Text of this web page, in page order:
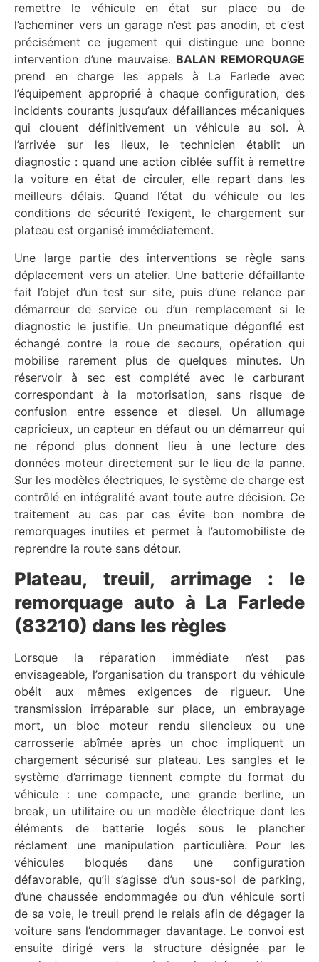
remettre le véhicule en état sur place ou de
l’acheminer vers un garage n’est pas anodin, et c’est
précisément ce jugement qui distingue une bonne
intervention d’une mauvaise. BALAN REMORQUAGE
prend en charge les appels à La Farlede avec
l’équipement approprié à chaque configuration, des
incidents courants jusqu’aux défaillances mécaniques
qui clouent définitivement un véhicule au sol. À
l’arrivée sur les lieux, le technicien établit un
diagnostic : quand une action ciblée suffit à remettre
la voiture en état de circuler, elle repart dans les
meilleurs délais. Quand l’état du véhicule ou les
conditions de sécurité l’exigent, le chargement sur
plateau est organisé immédiatement.
Une large partie des interventions se règle sans
déplacement vers un atelier. Une batterie défaillante
fait l’objet d’un test sur site, puis d’une relance par
démarreur de service ou d’un remplacement si le
diagnostic le justifie. Un pneumatique dégonflé est
échangé contre la roue de secours, opération qui
mobilise rarement plus de quelques minutes. Un
réservoir à sec est complété avec le carburant
correspondant à la motorisation, sans risque de
confusion entre essence et diesel. Un allumage
capricieux, un capteur en défaut ou un démarreur qui
ne répond plus donnent lieu à une lecture des
données moteur directement sur le lieu de la panne.
Sur les modèles électriques, le système de charge est
contrôlé en intégralité avant toute autre décision. Ce
traitement au cas par cas évite bon nombre de
remorquages inutiles et permet à l’automobiliste de
reprendre la route sans détour.
Plateau, treuil, arrimage : le
remorquage auto à La Farlede
(83210) dans les règles
Lorsque la réparation immédiate n’est pas
envisageable, l’organisation du transport du véhicule
obéit aux mêmes exigences de rigueur. Une
transmission irréparable sur place, un embrayage
mort, un bloc moteur rendu silencieux ou une
carrosserie abîmée après un choc impliquent un
chargement sécurisé sur plateau. Les sangles et le
système d’arrimage tiennent compte du format du
véhicule : une compacte, une grande berline, un
break, un utilitaire ou un modèle électrique dont les
éléments de batterie logés sous le plancher
réclament une manipulation particulière. Pour les
véhicules bloqués dans une configuration
défavorable, qu’il s’agisse d’un sous-sol de parking,
d’une chaussée endommagée ou d’un véhicule sorti
de sa voie, le treuil prend le relais afin de dégager la
voiture sans l’endommager davantage. Le convoi est
ensuite dirigé vers la structure désignée par le